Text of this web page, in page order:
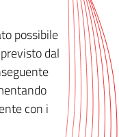
possibile
dal
con i